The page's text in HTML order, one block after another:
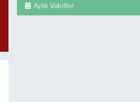
Aylık Vakitler